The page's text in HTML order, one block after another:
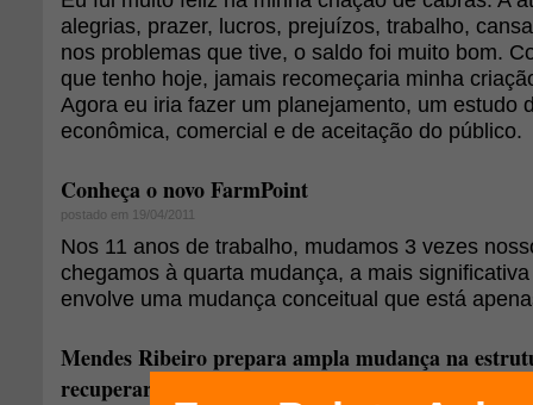
alegrias, prazer, lucros, prejuízos, trabalho,
nos problemas que tive, o saldo foi muito bom.
que tenho hoje, jamais recomeçaria minha
Agora eu iria fazer um planejamento, um estudo
econômica, comercial e de aceitação do público.
Conheça o novo FarmPoint
postado em 19/04/2011
Nos 11 anos de trabalho, mudamos 3 vezes
chegamos à quarta mudança, a mais
envolve uma mudança conceitual que está
Mendes Ribeiro prepara ampla mudança na
recuperar o peso político da agropecuária